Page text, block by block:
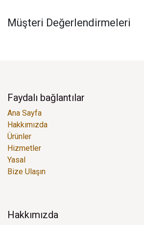
Müşteri Değerlendirmeleri
Faydalı bağlantılar
Ana Sayfa
Hakkımızda
Ürünler
Hizmetler
Yasal
Bize Ulaşın
Hakkımızda